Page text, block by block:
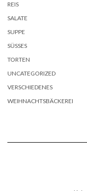
REIS
SALATE
SUPPE
SÜSSES
TORTEN
UNCATEGORIZED
VERSCHIEDENES
WEIHNACHTSBÄCKEREI